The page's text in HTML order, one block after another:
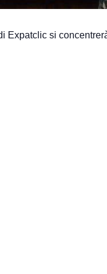
Expatclic si